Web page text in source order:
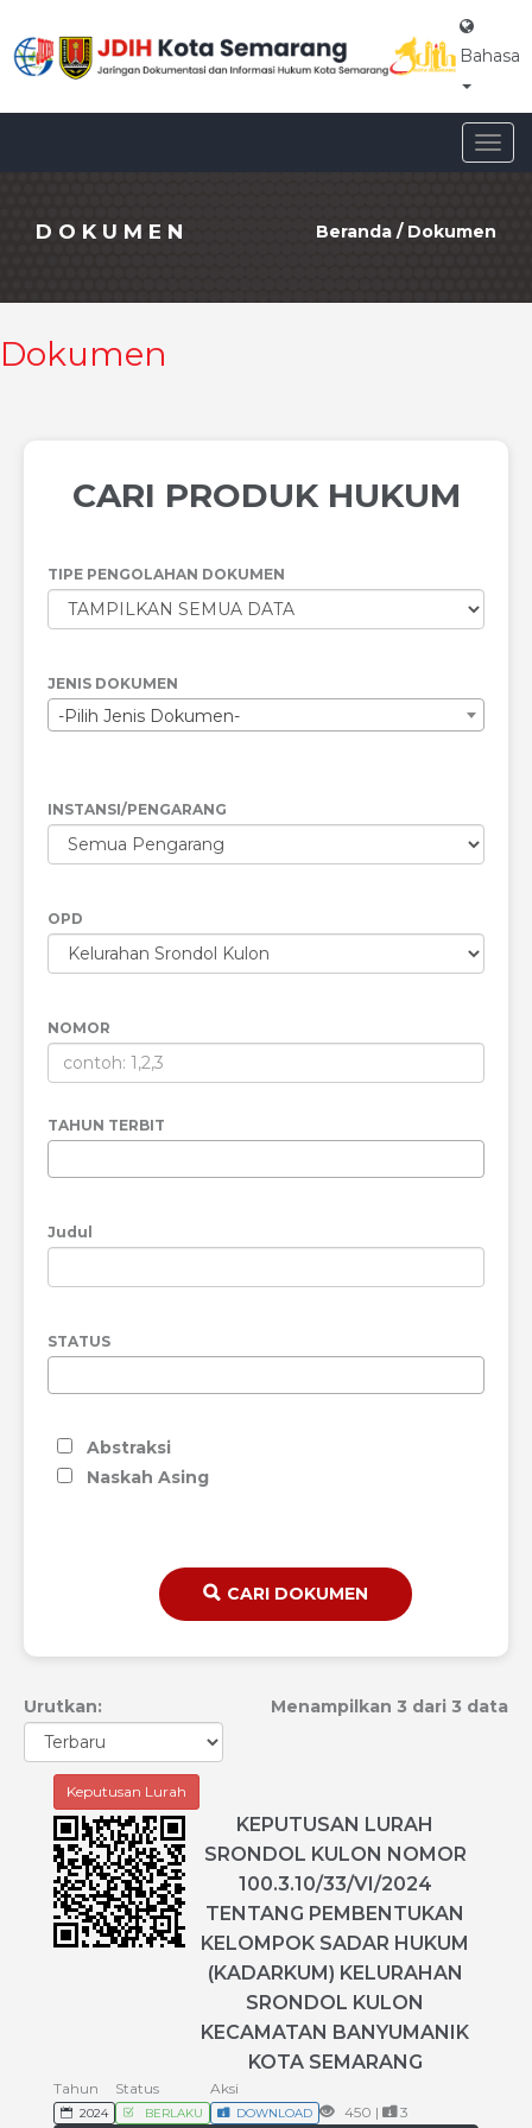
Bahasa
DOKUMEN Beranda / Dokumen
Dokumen
CARI PRODUK HUKUM
TIPE PENGOLAHAN DOKUMEN
JENIS DOKUMEN
-Pilih Jenis Dokumen-
INSTANSI/PENGARANG
OPD
NOMOR
TAHUN TERBIT
Judul
STATUS
Abstraksi
Naskah Asing
CARI DOKUMEN
Urutkan: Menampilkan 3 dari 3 data
Keputusan Lurah
KEPUTUSAN LURAH
SRONDOL KULON NOMOR
100.3.10/33/VI/2024
TENTANG PEMBENTUKAN
KELOMPOK SADAR HUKUM
(KADARKUM) KELURAHAN
SRONDOL KULON
KECAMATAN BANYUMANIK
KOTA SEMARANG
Tahun
2024
Status
BERLAKU
Aksi
DOWNLOAD 450 | 3